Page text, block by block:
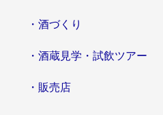
・酒づくり
・酒蔵見学・試飲ツアー
・販売店